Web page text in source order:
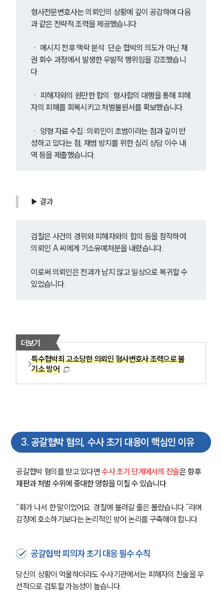
그룹소개
형사전문변호사는 의뢰인의 상황에 깊이 공감하며 다음
과 같은 전략적 조력을 제공했습니다.
ㆍ 메시지 전후 맥락 분석: 단순 협박의 의도가 아닌 채
권 회수 과정에서 발생한 우발적 행위임을 강조했습니
다.
ㆍ 피해자와의 원만한 합의: 형사합의 대행을 통해 피해
자의 피해를 회복시키고 처벌불원서를 확보했습니다.
ㆍ 양형 자료 수집: 의뢰인이 초범이라는 점과 깊이 반
성하고 있다는 점, 재범 방지를 위한 심리 상담 이수 내
역 등을 제출했습니다.
▶ 결과
검찰은 사건의 경위와 피해자와의 합의 등을 참작하여
의뢰인 A 씨에게 기소유예처분을 내렸습니다.
이로써 의뢰인은 전과가 남지 않고 일상으로 복귀할 수
있었습니다.
더보기
특수협박죄 고소당한 의뢰인 형사변호사 조력으로 불
기소 방어
3. 공갈협박 혐의, 수사 초기 대응이 핵심인 이유
공갈협박 혐의를 받고 있다면 수사 초기 단계에서의 진술은 향후
재판과 처벌 수위에 중대한 영향을 미칠 수 있습니다.
“화가 나서 한 말이었어요. 경찰에 불려갈 줄은 몰랐습니다.”라며
감정에 호소하기보다는 논리적인 방어 논리를 구축해야 합니다.
공갈협박 피의자 초기 대응 필수 수칙
당신의 상황이 억울하더라도 수사기관에서는 피해자의 진술을 우
선적으로 검토할 가능성이 높습니다.